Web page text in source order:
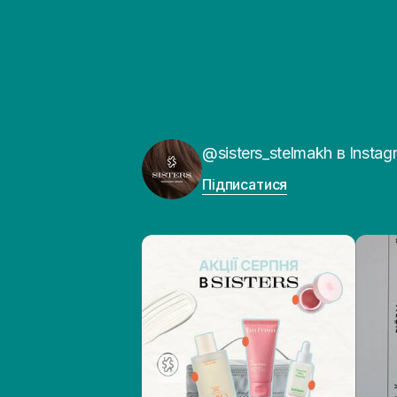
@sisters_stelmakh в
Підписатися